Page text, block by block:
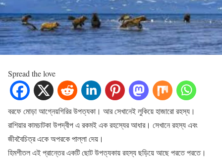
Spread the love
বরফে মোড়া আগ্নেয়গিরির উপত্যকা। আর সেখানেই লুকিয়ে হাজারো রহস্য।
রাশিয়ার কামচাটকা উপদ্বীপ এ রকমই এক রহস্যের আধার। সেখানে রহস্য এবং
জীববৈচিত্র একে অপরকে পাল্লা দেয়।
হিমশীতল এই প্রান্তের একটি ছোট উপত্যকায় রহস্য ছড়িয়ে আছে পরতে পরতে।